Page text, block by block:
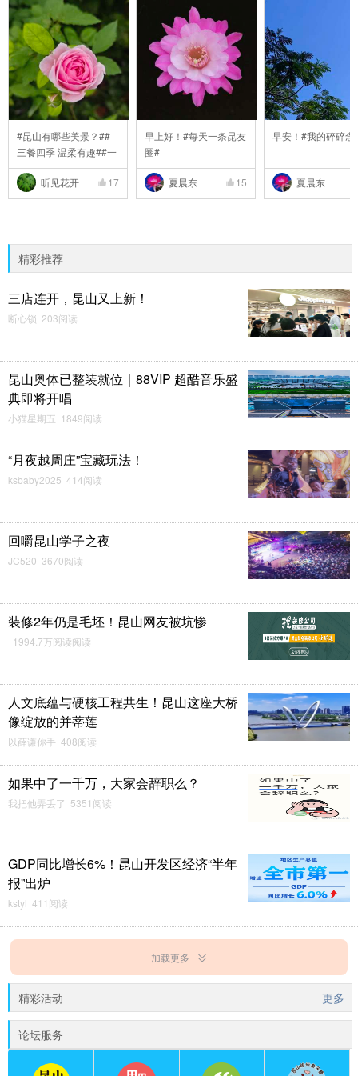
#昆山有哪些美景？##
三餐四季 温柔有趣##一
..
听见花开
17
早上好！#每天一条昆友
圈#
夏晨东 15
早安！#我的碎碎念
夏晨东
精彩推荐
三店连开，昆山又上新！
断心锁 203阅读
昆山奥体已整装就位｜88VIP 超酷音乐盛
典即将开唱
小猫星期五 1849阅读
“月夜越周庄”宝藏玩法！
ksbaby2025 414阅读
回嚼昆山学子之夜
JC520 3670阅读
装修2年仍是毛坯！昆山网友被坑惨
1994.7万阅读阅读
人文底蕴与硬核工程共生！昆山这座大桥
像绽放的并蒂莲
以薛谦你手 408阅读
如果中了一千万，大家会辞职么？
我把他弄丢了 5351阅读
GDP同比增长6%！昆山开发区经济“半年
报”出炉
kstyl 411阅读
加载更多
精彩活动 更多
论坛服务